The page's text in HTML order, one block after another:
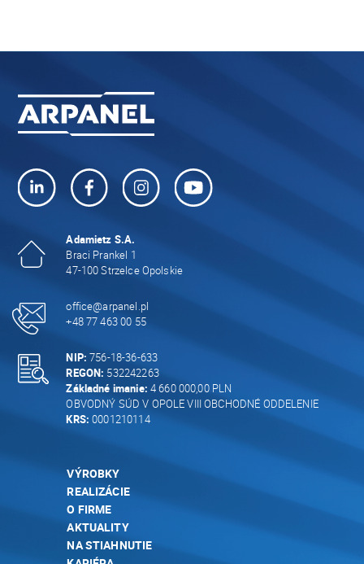
Adamietz S.A.
Braci Prankel 1
47-100 Strzelce Opolskie
office@arpanel.pl
+48 77 463 00 55
NIP: 756-18-36-633
REGON: 532242263
Základné imanie: 4 660 000,00 PLN
OBVODNÝ SÚD V OPOLE VIII OBCHODNÉ ODDELENIE
KRS: 0001210114
VÝROBKY
REALIZÁCIE
O FIRME
AKTUALITY
NA STIAHNUTIE